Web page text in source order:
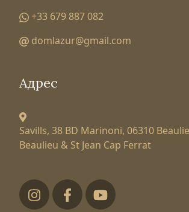
+33 679 887 082
domlazur@gmail.com
Адрес
Savills, 38 BD Marinoni, 06310
Beaulieu & St Jean Cap Ferrat